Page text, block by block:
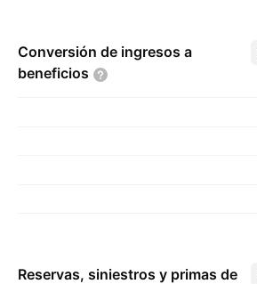
Conversión de ingresos a
beneficios
Reservas, siniestros y primas de